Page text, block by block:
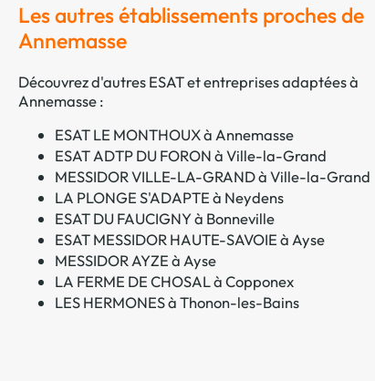
Les autres établissements proches de
Annemasse
Découvrez d'autres ESAT et entreprises adaptées à
Annemasse :
ESAT LE MONTHOUX à Annemasse
ESAT ADTP DU FORON à Ville-la-Grand
MESSIDOR VILLE-LA-GRAND à Ville-la-Grand
LA PLONGE S'ADAPTE à Neydens
ESAT DU FAUCIGNY à Bonneville
ESAT MESSIDOR HAUTE-SAVOIE à Ayse
MESSIDOR AYZE à Ayse
LA FERME DE CHOSAL à Copponex
LES HERMONES à Thonon-les-Bains